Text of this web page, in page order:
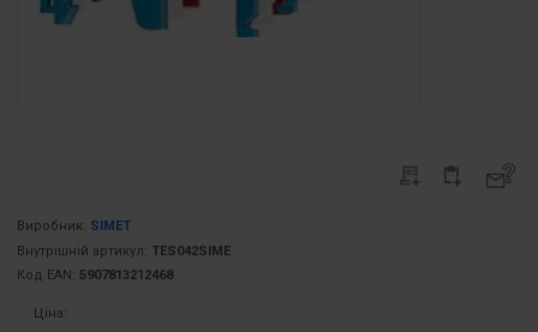
Виробник: SIMET
Внутрішній артикул: TES042SIME
Код EAN: 5907813212468
Ціна: